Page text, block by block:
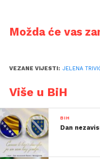
Možda će vas
VEZANE VIJESTI: JELENA
Više u BiH
BIH
Dan